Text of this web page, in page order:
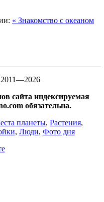
« Знакомство с океаном
сайта индексируемая
обязательна.
планеты, Растения,
, Люди, Фото дня